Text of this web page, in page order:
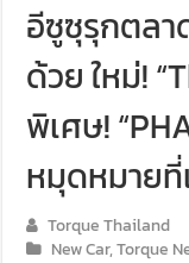
อีซูซุรุกตลา
ด้วย ใหม่!
พิเศษ!
หมุดหมาย
Torque Thailand
New Car,Torque